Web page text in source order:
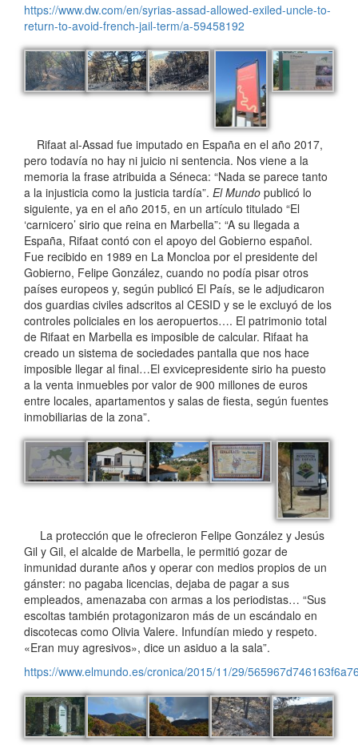
https://www.dw.com/en/syrias-assad-allowed-exiled-uncle-to-
return-to-avoid-french-jail-term/a-59458192
Rifaat al-Assad fue imputado en España en el año 2017,
pero todavía no hay ni juicio ni sentencia. Nos viene a la
memoria la frase atribuida a Séneca: “Nada se parece tanto
a la injusticia como la justicia tardía”. El Mundo publicó lo
siguiente, ya en el año 2015, en un artículo titulado “El
‘carnicero’ sirio que reina en Marbella”: “A su llegada a
España, Rifaat contó con el apoyo del Gobierno español.
Fue recibido en 1989 en La Moncloa por el presidente del
Gobierno, Felipe González, cuando no podía pisar otros
países europeos y, según publicó El País, se le adjudicaron
dos guardias civiles adscritos al CESID y se le excluyó de los
controles policiales en los aeropuertos…. El patrimonio total
de Rifaat en Marbella es imposible de calcular. Rifaat ha
creado un sistema de sociedades pantalla que nos hace
imposible llegar al final…El exvicepresidente sirio ha puesto
a la venta inmuebles por valor de 900 millones de euros
entre locales, apartamentos y salas de fiesta, según fuentes
inmobiliarias de la zona”.
La protección que le ofrecieron Felipe González y Jesús
Gil y Gil, el alcalde de Marbella, le permitió gozar de
inmunidad durante años y operar con medios propios de un
gánster: no pagaba licencias, dejaba de pagar a sus
empleados, amenazaba con armas a los periodistas… “Sus
escoltas también protagonizaron más de un escándalo en
discotecas como Olivia Valere. Infundían miedo y respeto.
«Eran muy agresivos», dice un asiduo a la sala”.
https://www.elmundo.es/cronica/2015/11/29/